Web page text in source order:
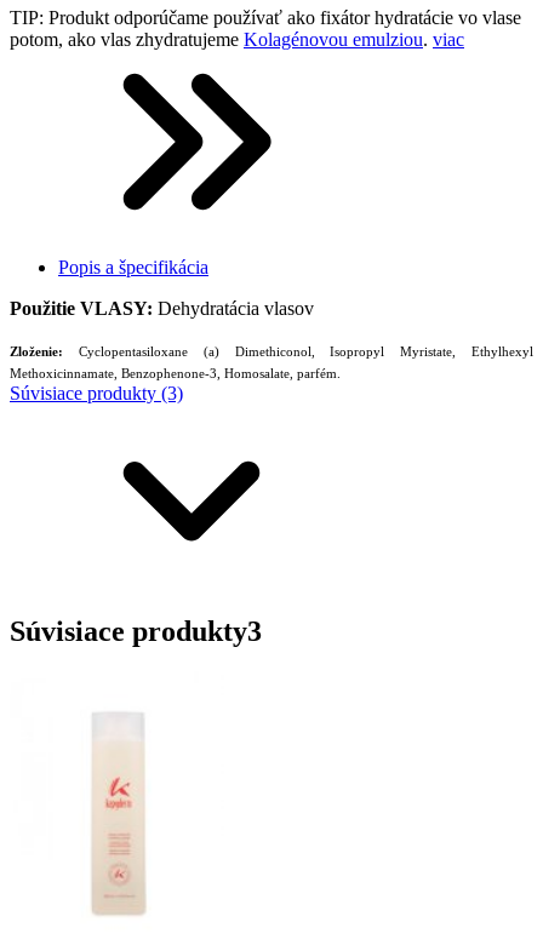
TIP: Produkt odporúčame používať ako fixátor hydratácie vo vlase
potom, ako vlas zhydratujeme Kolagénovou emulziou. viac
Popis a špecifikácia
Použitie VLASY: Dehydratácia vlasov
Zloženie: Cyclopentasiloxane (a) Dimethiconol, Isopropyl Myristate, Ethylhexyl
Methoxicinnamate, Benzophenone-3, Homosalate, parfém.
Súvisiace produkty (3)
Súvisiace produkty3